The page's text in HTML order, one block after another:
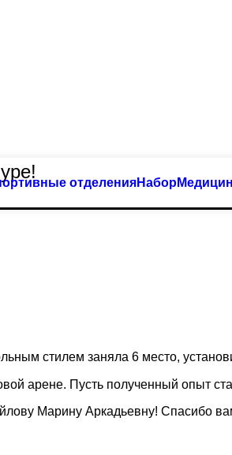
отделенияНабор
стилем заняла 6 место,
арене. Пусть полученный опыт
Марину Аркадьевну! Спасибо